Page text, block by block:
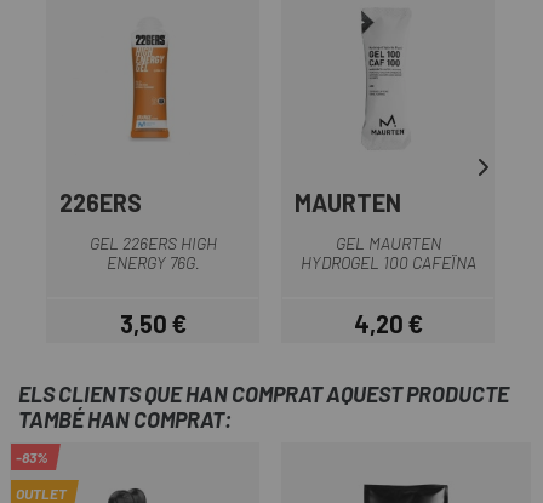
226ERS
GEL 226ERS HIGH
ENERGY 76G.
Preu
3,50 €
MAURTEN
GEL MAURTEN
HYDROGEL 100 CAFEÏNA
Preu
4,20 €
ELS CLIENTS QUE HAN COMPRAT AQUEST PRODUCTE
TAMBÉ HAN COMPRAT:
-83%
OUTLET